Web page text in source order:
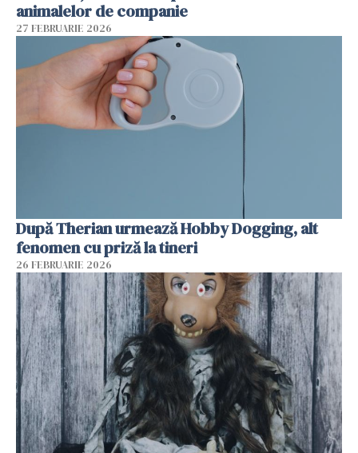
animalelor de companie
27 FEBRUARIE 2026
După Therian urmează Hobby Dogging, alt
fenomen cu priză la tineri
26 FEBRUARIE 2026